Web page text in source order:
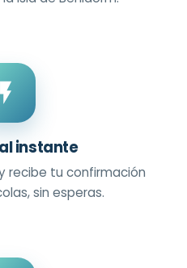
instante
recibe tu confirmación
sin esperas.